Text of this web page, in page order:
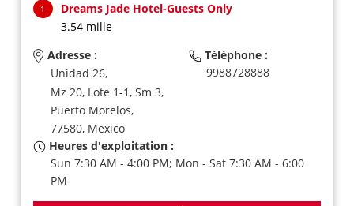
1
Dreams Jade Hotel-Guests Only
3.54 mille
Adresse :
Unidad 26,
Mz 20, Lote 1-1, Sm 3,
Puerto Morelos,
77580, Mexico
Téléphone :
9988728888
Heures d'exploitation :
Sun 7:30 AM - 4:00 PM; Mon - Sat 7:30 AM - 6:00
PM